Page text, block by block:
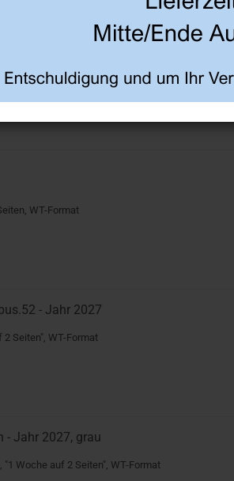
WT-Format
- Jahr 2027
Seiten", WT-Format
- Jahr 2027, grau
Woche auf 2 Seiten", WT-Format